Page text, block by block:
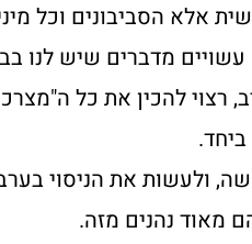
אלא הסביבונים וכל
ולעשות את הניסוי
מאוד נהנים מזה.